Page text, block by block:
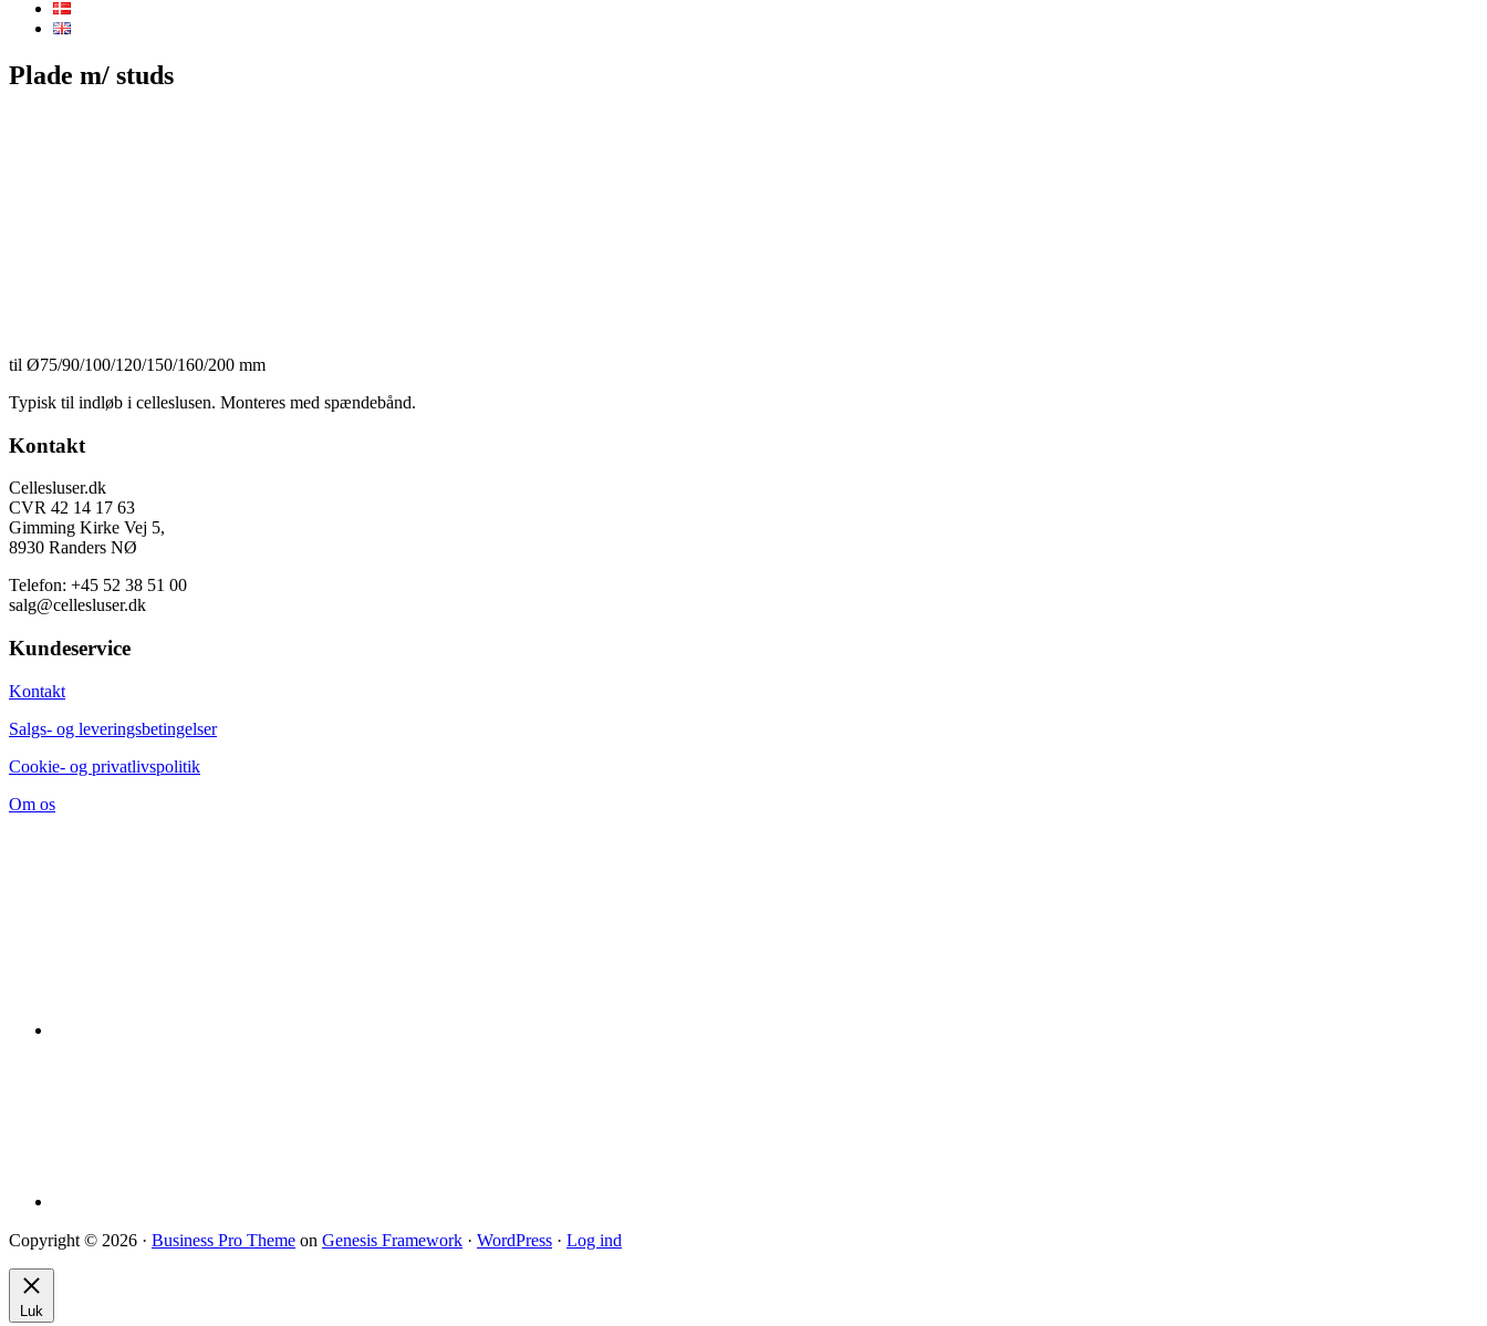
Plade m/ studs
til Ø75/90/100/120/150/160/200 mm
Typisk til indløb i celleslusen. Monteres med spændebånd.
Footer
Kontakt
Cellesluser.dk
CVR 42 14 17 63
Gimming Kirke Vej 5,
8930 Randers NØ
Telefon: +45 52 38 51 00
salg@cellesluser.dk
Kundeservice
Kontakt
Salgs- og leveringsbetingelser
Cookie- og privatlivspolitik
Om os
Copyright © 2026 · Business Pro Theme on Genesis Framework · WordPress · Log ind
Luk